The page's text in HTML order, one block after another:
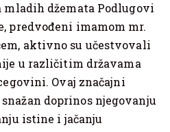
mladih džemata Podlugovi
predvođeni imamom mr.
aktivno su učestvovali
u različitim državama
Ovaj značajni
doprinos njegovanju
istine i jačanju